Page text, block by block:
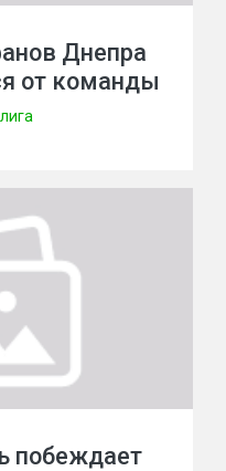
Днепра
от команды
побеждает